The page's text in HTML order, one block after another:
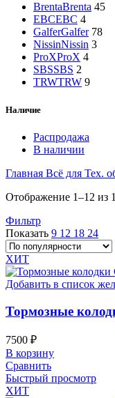
BrentaBrenta 45
EBCEBC 4
GalferGalfer 78
NissinNissin 3
ProXProX 4
SBSSBS 2
TRWTRW 9
Наличие
Распродажа
В наличии
Главная Всё для Тех.
Отображение 1–12 из
Фильтр
Показать 9 12 18 24
ХИТ
Добавить в список
Тормозные
7500 ₽
В корзину
Сравнить
Быстрый просмотр
ХИТ